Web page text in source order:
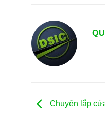
Chuyên lắp